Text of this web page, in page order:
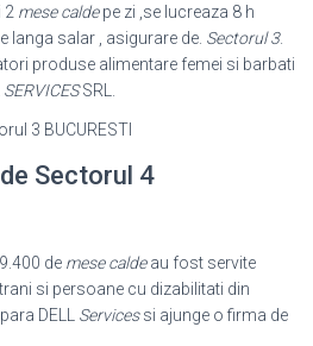
2 mese caldepe zi ,se lucreaza 8 h
langa salar , asigurare de. Sectorul 3.
produse alimentare femei si barbati
SERVICESSRL.
Sectorul 4
de mese caldeau fost servite
si persoane cu dizabilitati din
DELL Servicessi ajunge o firma de